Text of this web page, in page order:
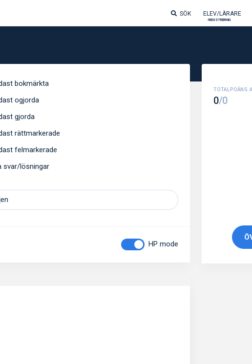
SÖK ELEV/LÄRARE
-REGISTRERING
Visa endast bokmärkta
Visa endast ogjorda
Visa endast gjorda
Dölj dina svar/lösningar
HP mode
0/0